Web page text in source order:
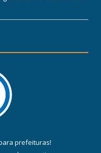
prefeituras!